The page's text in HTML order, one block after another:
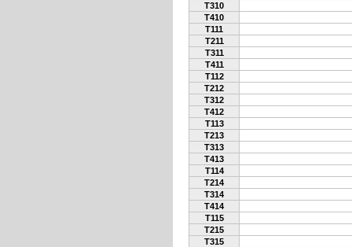
T310
T410
T111
T211
T311
T411
T112
T212
T312
T412
T113
T213
T313
T413
T114
T214
T314
T414
T115
T215
T315